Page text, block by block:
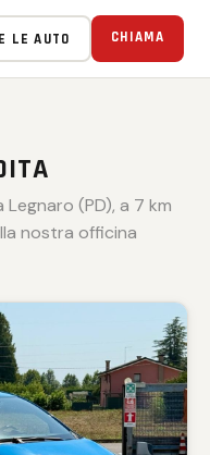
LE AUTO CHIAMA
(PD), a 7 km
nostra officina